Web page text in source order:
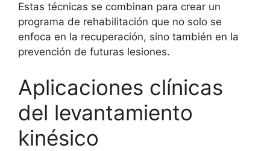
Estas técnicas se combinan para crear un
programa de rehabilitación que no solo se
enfoca en la recuperación, sino también en la
prevención de futuras lesiones.
Aplicaciones clínicas
del levantamiento
kinésico